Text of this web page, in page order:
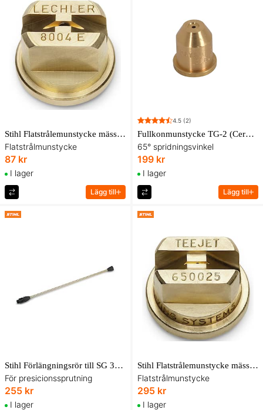
Stihl Flatstrålemunstycke mässing 80-04, till SG 31, SG 51
Flatstrålmunstycke
87 kr
I lager
Lägg till
4.5 (2)
Fullkonmunstycke TG-2 (Cervarollmunstycke)
65° spridningsvinkel
199 kr
I lager
Lägg till
Stihl Förlängningsrör till SG 31, SG 51
För presicionssprutning
255 kr
I lager
Stihl Flatstrålemunstycke mässing 65-0025 till SG 31, SG 51
Flatstrålmunstycke
295 kr
I lager